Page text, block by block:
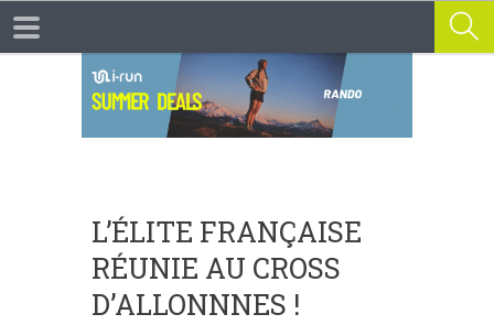
L’ÉLITE FRANÇAISE
RÉUNIE AU CROSS
D’ALLONNNES !